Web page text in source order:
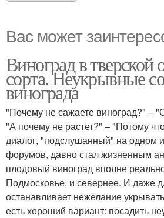
Вас может
Виноград в тверской
сорта. Неукрывные
винограда
"Почему не сажаете виноград?" –
"А почему не растет?" – "Потому
диалог, "подслушанный" на одном
форумов, давно стал жизненным
плодовый виноград вполне
Подмосковье, и севернее. И даже
останавливает нежелание
есть хороший вариант: посадить